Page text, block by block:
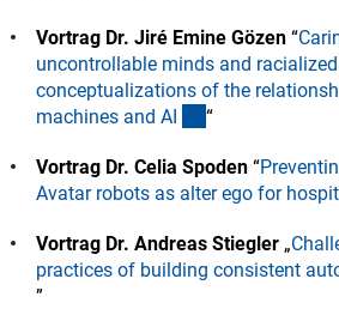
Vortrag Dr. Jiré Emine Gözen “
uncontrollable minds and
conceptualizations of the
machines and AI (externer Link)
“
Vortrag Dr. Celia Spoden “
Avatar robots as alter ego for
Vortrag Dr. Andreas Stiegler „
practices of building consistent
(externer Link)
”